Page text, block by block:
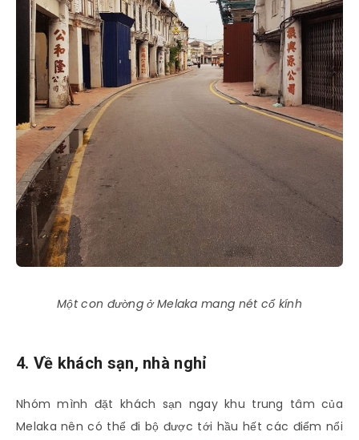
Một con đường ở Melaka mang nét cổ kính
4. Về khách sạn, nhà nghỉ
Nhóm mình đặt khách sạn ngay khu trung tâm của
Melaka nên có thể đi bộ được tới hầu hết các điểm nổi